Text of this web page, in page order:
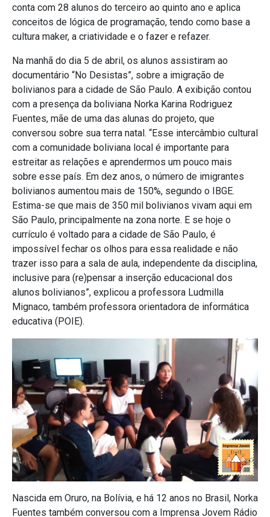
conta com 28 alunos do terceiro ao quinto ano e aplica
conceitos de lógica de programação, tendo como base a
cultura maker, a criatividade e o fazer e refazer.
Na manhã do dia 5 de abril, os alunos assistiram ao
documentário “No Desistas”, sobre a imigração de
bolivianos para a cidade de São Paulo. A exibição contou
com a presença da boliviana Norka Karina Rodriguez
Fuentes, mãe de uma das alunas do projeto, que
conversou sobre sua terra natal. “Esse intercâmbio cultural
com a comunidade boliviana local é importante para
estreitar as relações e aprendermos um pouco mais
sobre esse país. Em dez anos, o número de imigrantes
bolivianos aumentou mais de 150%, segundo o IBGE.
Estima-se que mais de 350 mil bolivianos vivam aqui em
São Paulo, principalmente na zona norte. E se hoje o
currículo é voltado para a cidade de São Paulo, é
impossível fechar os olhos para essa realidade e não
trazer isso para a sala de aula, independente da disciplina,
inclusive para (re)pensar a inserção educacional dos
alunos bolivianos”, explicou a professora Ludmilla
Mignaco, também professora orientadora de informática
educativa (POIE).
Nascida em Oruro, na Bolívia, e há 12 anos no Brasil, Norka
Fuentes também conversou com a Imprensa Jovem Rádio